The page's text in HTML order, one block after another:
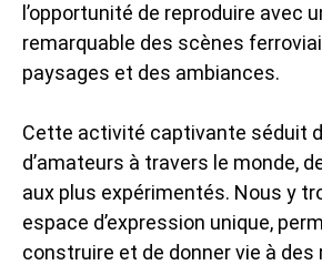
l’opportunité de reproduire avec
remarquable des scènes
paysages et des ambiances.
Cette activité captivante séduit
d’amateurs à travers le monde,
aux plus expérimentés. Nous y
espace d’expression unique,
construire et de donner vie à des